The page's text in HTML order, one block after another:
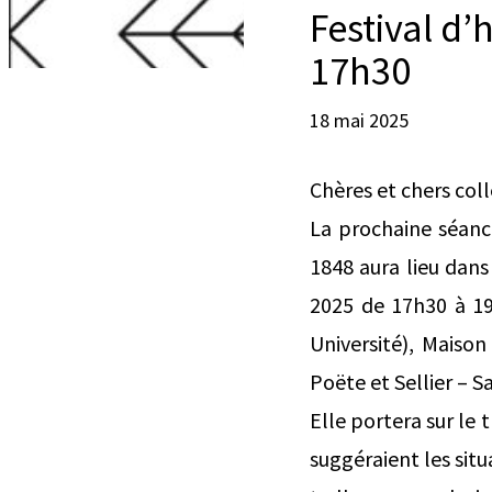
Festival
17h30
18 mai 2025
Chères et chers
La prochaine
1848 aura lieu
2025 de 17h30 à
Université),
Poëte et Sellier –
Elle portera sur le
suggéraient les